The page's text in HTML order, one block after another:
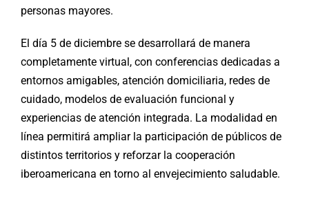
personas mayores.
El día 5 de diciembre se desarrollará de manera
completamente virtual, con conferencias dedicadas a
entornos amigables, atención domiciliaria, redes de
cuidado, modelos de evaluación funcional y
experiencias de atención integrada. La modalidad en
línea permitirá ampliar la participación de públicos de
distintos territorios y reforzar la cooperación
iberoamericana en torno al envejecimiento saludable.